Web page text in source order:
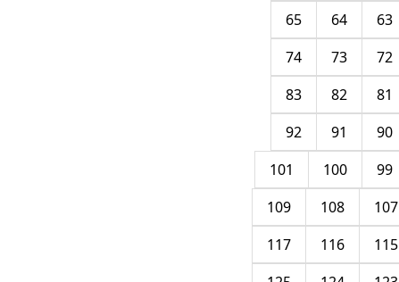
63
64
65
72
73
74
81
82
83
90
91
92
99
100
101
107
108
109
115
116
117